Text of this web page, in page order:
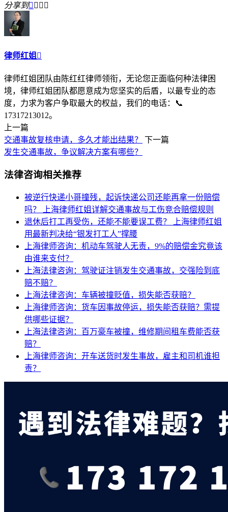
分享到   
律师红姐 
律师红姐团队由陈红红律师领衔，无论您正面临何种法律困
境，律师红姐团队都愿意成为您坚实的后盾，以最专业的态
度，力求为客户争取最大的权益，我们的电话：📞
17317213012。
上一篇
交通事故复核申请，多久才能出结果？
下一篇
发生交通事故，争议解决方案有哪些？
法律咨询相关推荐
被逆行快递小哥撞残，起诉快递公司还能再拿一份赔偿
吗？
上海律师红姐详解交通事故与工伤竞合赔偿规则
退休后打工再受伤，还能不能要误工费？
上海律师红姐
用最新判决给“银发打工人”撑腰
上海律师咨询：机动车驾驶人无责，9%的赔偿金究竟该
由谁来支付？
上海法律咨询：驾驶证注销发生交通事故，交强险到底
赔不赔？
上海法律咨询：车辆被撞贬值，损失能否获赔？
上海律师咨询：货车因事故停运，损失能否获赔？需提
供哪些证据？
上海法律咨询：百万豪车被撞，维修期间租车费能否获
赔？
上海律师咨询：开车送货时发生事故，雇主和司机谁担
责？